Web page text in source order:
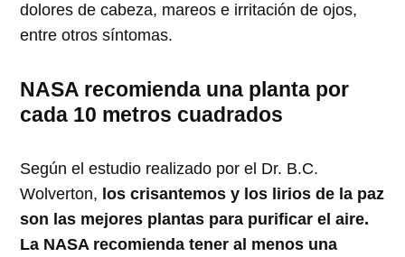
dolores de cabeza, mareos e irritación de ojos,
entre otros síntomas.
NASA recomienda una planta por
cada 10 metros cuadrados
Según el estudio realizado por el Dr. B.C.
Wolverton, los crisantemos y los lirios de la paz
son las mejores plantas para purificar el aire.
La NASA recomienda tener al menos una